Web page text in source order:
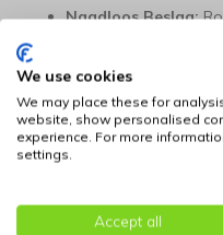
Naadloos Beslag:
Kleur: Multi Bone.
Leverbaar in verschillende
We use cookies
We may place these for
website, show personalised
experience. For more
settings.
Accept all